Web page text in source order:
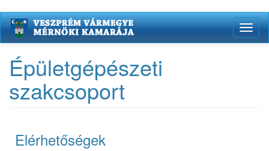
Ugrás
a
tartalomra
Épületgépészeti
szakcsoport
Elérhetőségek